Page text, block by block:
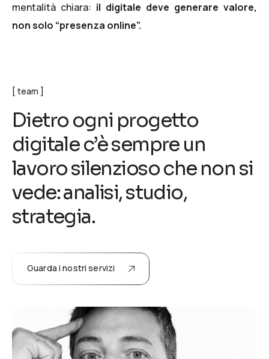
mentalità chiara: il digitale deve generare valore,
non solo “presenza online”.
team
Dietro ogni progetto
digitalec’èsempre un
lavorosilenziosoche non si
vede:analisi,studio,
strategia.
Guarda i nostri servizi